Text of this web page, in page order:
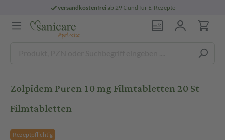
versandkostenfreiab 29 € und für E-Rezepte
Zolpidem Puren 10 mg Filmtabletten 20 St
Filmtabletten
Rezeptpflichtig